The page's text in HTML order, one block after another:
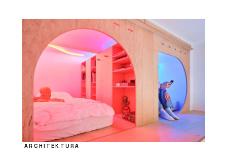
ARCHITEKTURA